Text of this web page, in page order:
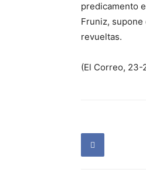
predicamento
Fruniz, supone
revueltas.
(El Correo, 23-